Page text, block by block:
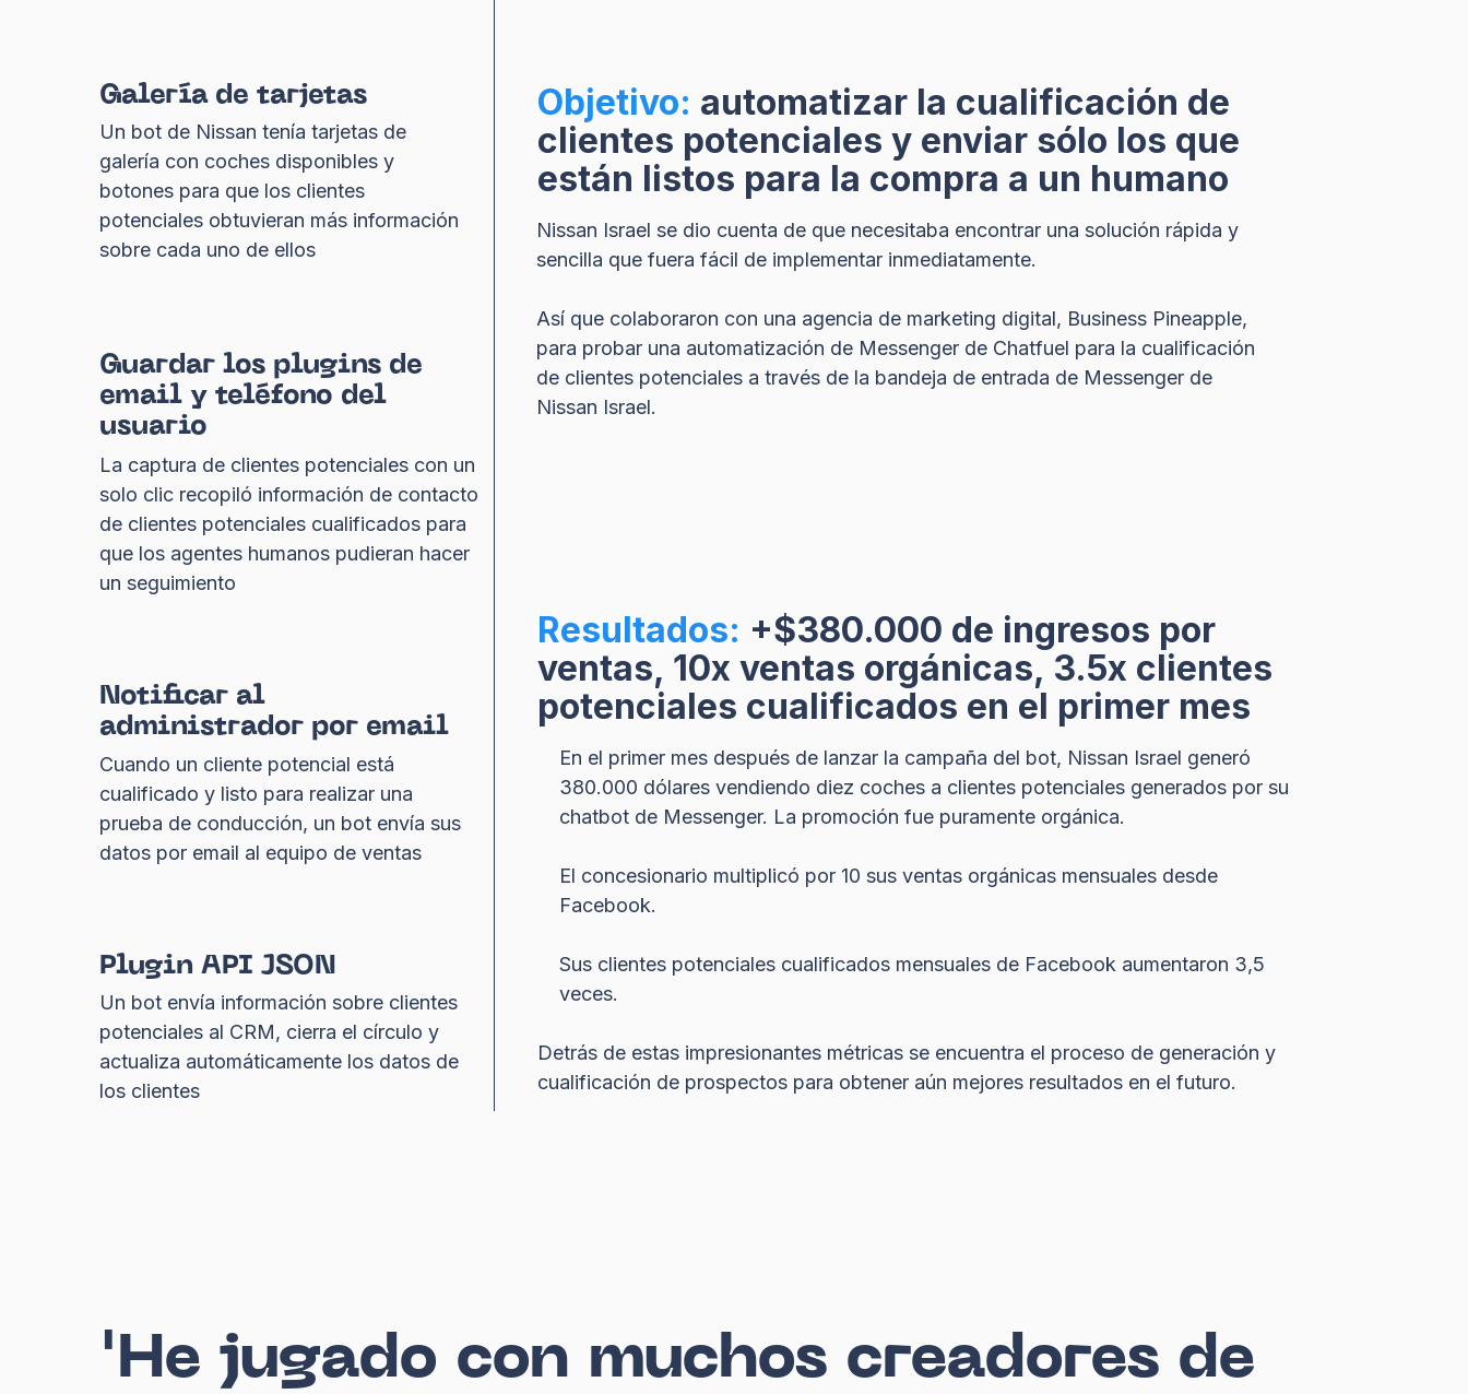
Nissan Israel se dio cuenta de que necesitaba encontrar una solución rápida y
sencilla que fuera fácil de implementar inmediatamente.
Así que colaboraron con una agencia de marketing digital, Business Pineapple,
para probar una automatización de Messenger de Chatfuel para la cualificación
de clientes potenciales a través de la bandeja de entrada de Messenger de
Nissan Israel.
Objetivo: automatizar la cualificación de
clientes potenciales y enviar sólo los que
están listos para la compra a un humano
En el primer mes después de lanzar la campaña del bot, Nissan Israel generó
380.000 dólares vendiendo diez coches a clientes potenciales generados por su
chatbot de Messenger. La promoción fue puramente orgánica.
El concesionario multiplicó por 10 sus ventas orgánicas mensuales desde
Facebook.
Sus clientes potenciales cualificados mensuales de Facebook aumentaron 3,5
veces.
Detrás de estas impresionantes métricas se encuentra el proceso de generación y
cualificación de prospectos para obtener aún mejores resultados en el futuro.
Resultados: +$380.000 de ingresos por
ventas, 10x ventas orgánicas, 3.5x clientes
potenciales cualificados en el primer mes
Galería de tarjetas
Un bot de Nissan tenía tarjetas de
galería con coches disponibles y
botones para que los clientes
potenciales obtuvieran más información
sobre cada uno de ellos
Guardar los plugins de
email y teléfono del
usuario
La captura de clientes potenciales con un
solo clic recopiló información de contacto
de clientes potenciales cualificados para
que los agentes humanos pudieran hacer
un seguimiento
Notificar al
administrador por email
Cuando un cliente potencial está
cualificado y listo para realizar una
prueba de conducción, un bot envía sus
datos por email al equipo de ventas
Plugin API JSON
Un bot envía información sobre clientes
potenciales al CRM, cierra el círculo y
actualiza automáticamente los datos de
los clientes
'He jugado con muchos creadores de